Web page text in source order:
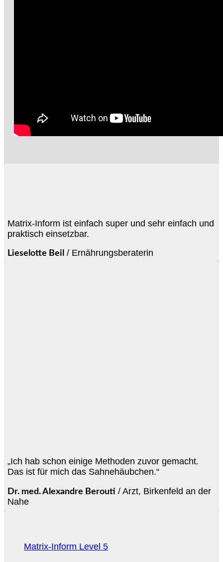
Level 4
Matrix-Inform Level 5
Matrix-Inform ist einfach super und sehr einfach und
praktisch einsetzbar.
Lieselotte Beil / Ernährungsberaterin
„Ich hab schon einige Methoden zuvor gemacht.
Das ist für mich das Sahnehäubchen.“
Dr. med. Alexandre Berouti / Arzt, Birkenfeld an der
Nahe